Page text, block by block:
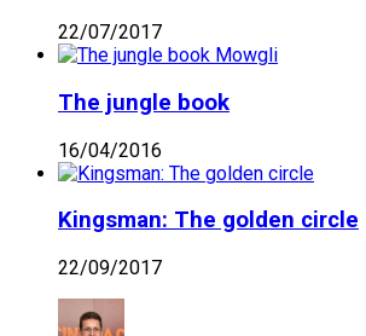
22/07/2017
The jungle book
16/04/2016
Kingsman: The golden circle
22/09/2017